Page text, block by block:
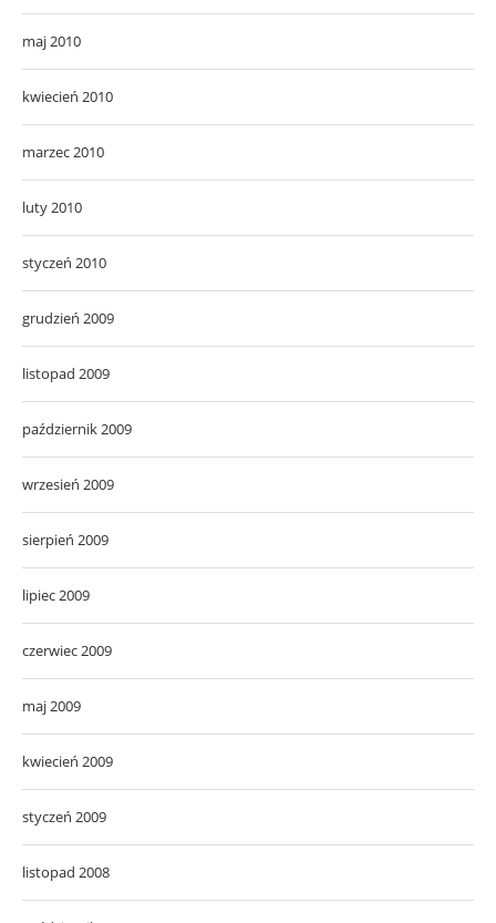
maj 2010
kwiecień 2010
marzec 2010
luty 2010
styczeń 2010
grudzień 2009
listopad 2009
październik 2009
wrzesień 2009
sierpień 2009
lipiec 2009
czerwiec 2009
maj 2009
kwiecień 2009
styczeń 2009
listopad 2008